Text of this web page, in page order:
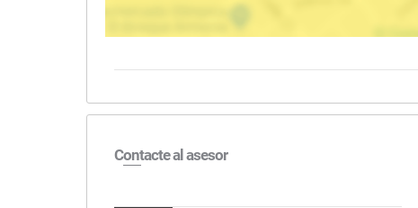
Contacte al asesor